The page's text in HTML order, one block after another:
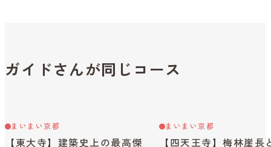
ガイドさんが同じコース
まいまい京都
【東大寺】建築史上の最高傑
まいまい京都
【四天王寺】梅林崖長